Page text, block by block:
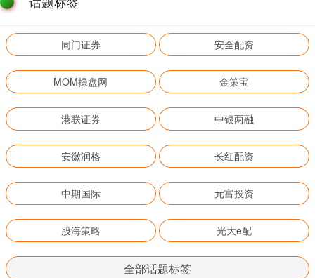
同门证券 安全配资
MOM操盘网 金策宝
港联证券 中银两融
安徽润格 长红配资
中期国际 元富投资
股海策略 光大e配
全部话题标签